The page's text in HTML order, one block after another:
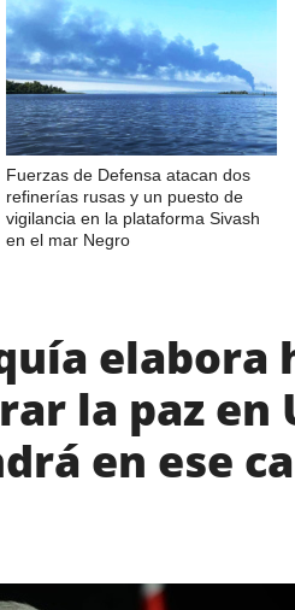
Fuerzas de Defensa atacan dos
refinerías rusas y un puesto de
vigilancia en la plataforma Sivash
en el mar Negro
elabora
la paz en
en ese